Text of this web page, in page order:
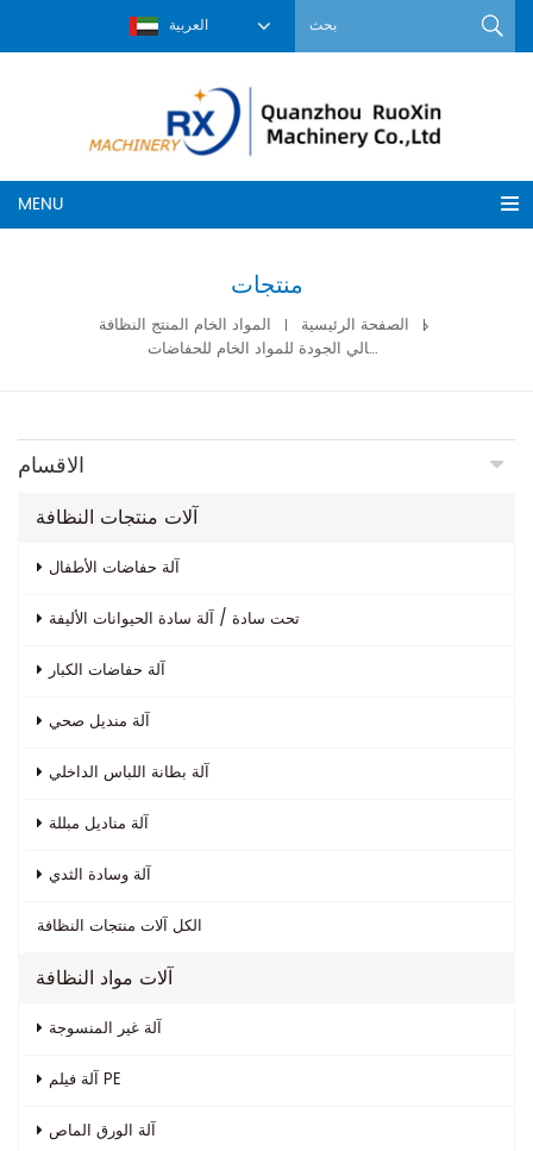
العربية
MENU
منتجات
الصفحة الرئيسية
المواد الخام المنتج النظافة
غراء يذوب بالحرارة عالي الجودة للمواد الخام للحفاضات
الاقسام
آلات منتجات النظافة
آلة حفاضات الأطفال
تحت سادة / آلة سادة الحيوانات الأليفة
آلة حفاضات الكبار
آلة منديل صحي
آلة بطانة اللباس الداخلي
آلة مناديل مبللة
آلة وسادة الثدي
الكل آلات منتجات النظافة
آلات مواد النظافة
آلة غير المنسوجة
آلة فيلم PE
آلة الورق الماص